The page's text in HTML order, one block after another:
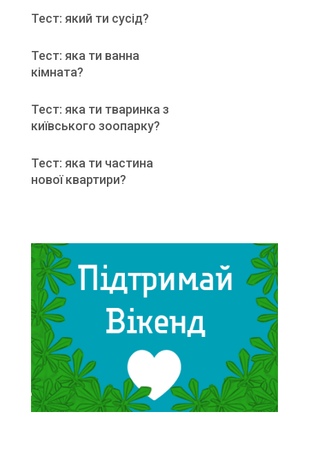
Тест: який ти сусід?
Тест: яка ти ванна
кімната?
Тест: яка ти тваринка з
київського зоопарку?
Тест: яка ти частина
нової квартири?